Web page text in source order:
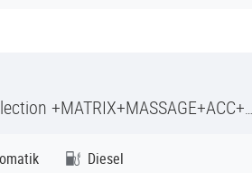
+MATRIX+MASSAGE+ACC+RFK+SHZ+
Diesel